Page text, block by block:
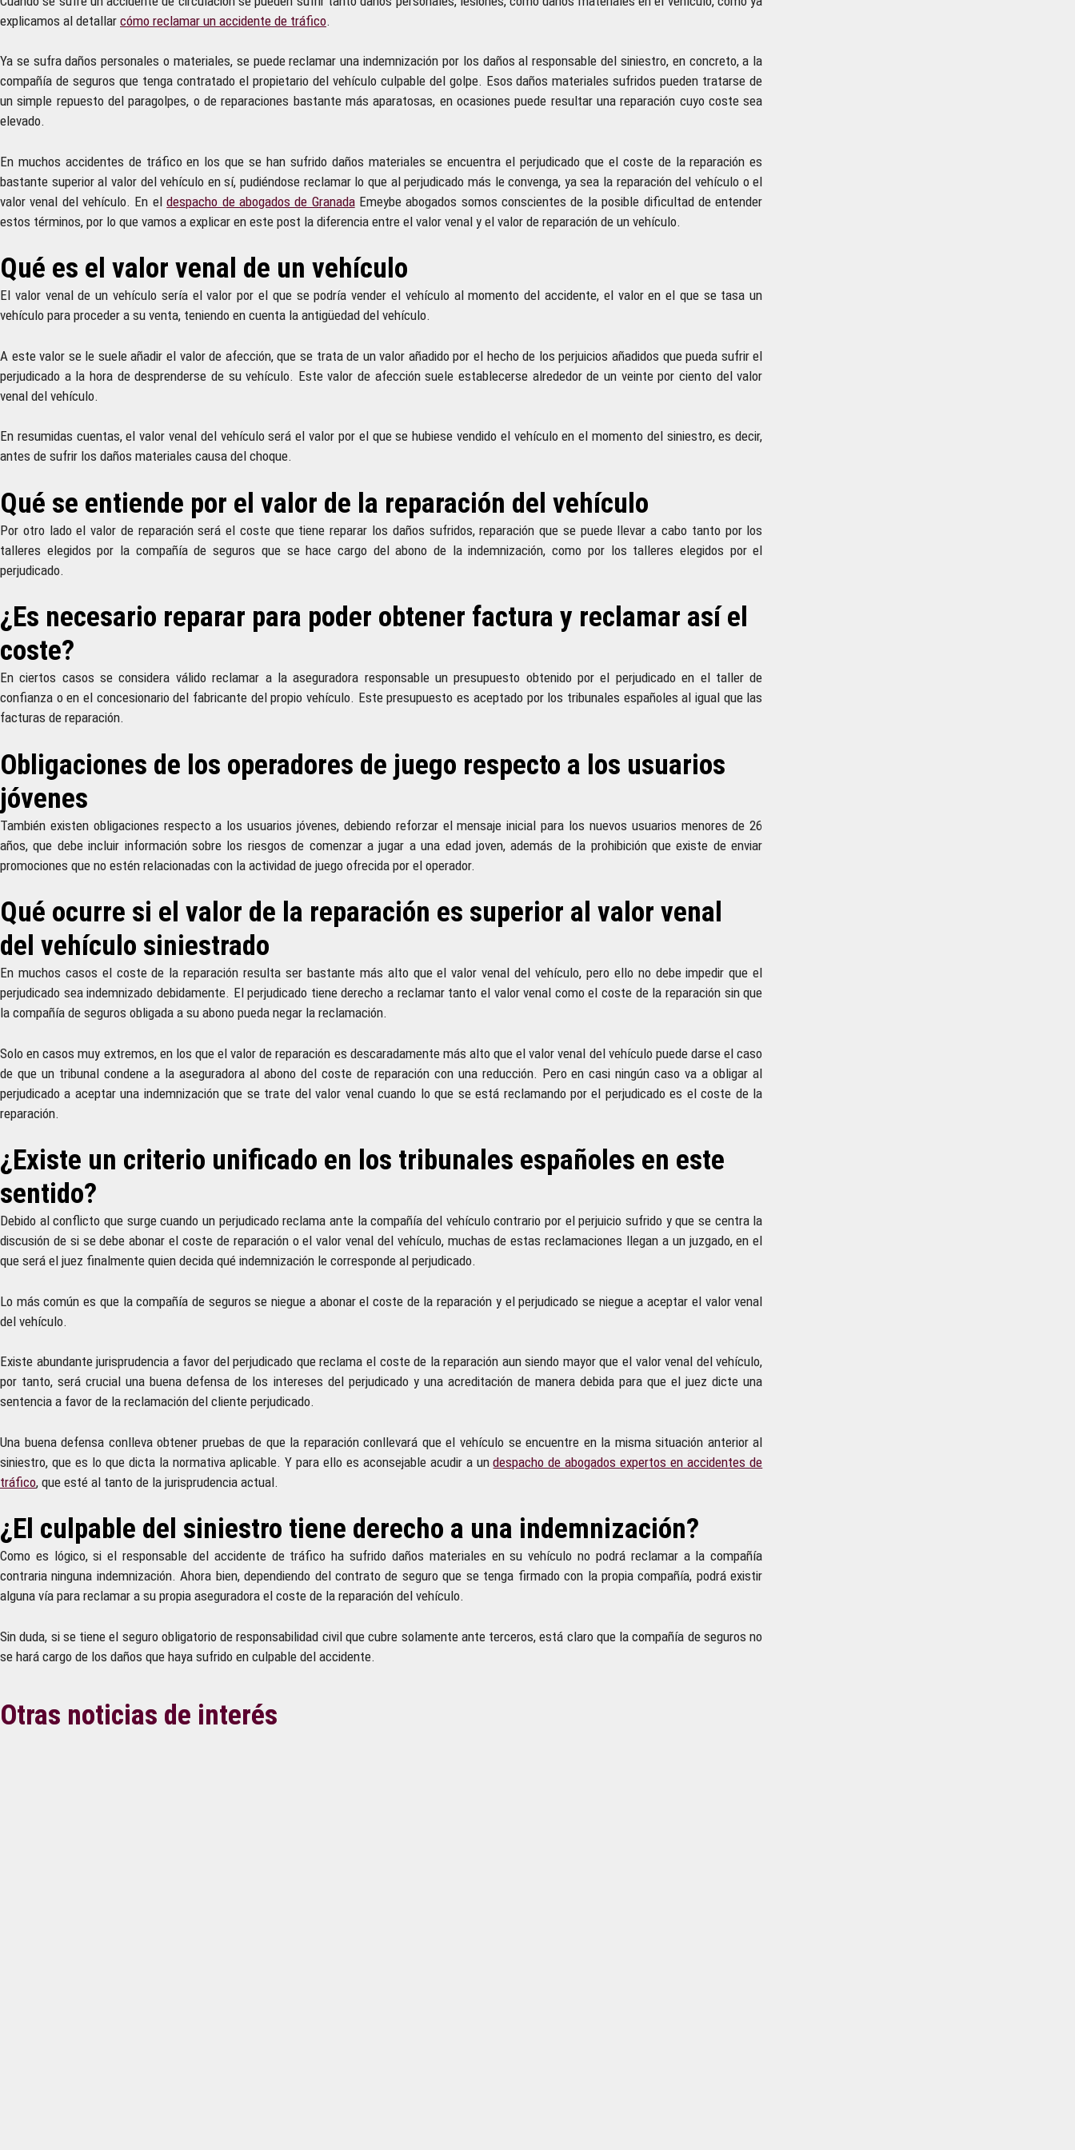
explicamos al detallar cómo reclamar un accidente de tráfico.
Ya se sufra daños personales o materiales, se puede reclamar una indemnización por los daños al responsable del siniestro, en concreto, a la
compañía de seguros que tenga contratado el propietario del vehículo culpable del golpe. Esos daños materiales sufridos pueden tratarse de
un simple repuesto del paragolpes, o de reparaciones bastante más aparatosas, en ocasiones puede resultar una reparación cuyo coste sea
elevado.
En muchos accidentes de tráfico en los que se han sufrido daños materiales se encuentra el perjudicado que el coste de la reparación es
bastante superior al valor del vehículo en sí, pudiéndose reclamar lo que al perjudicado más le convenga, ya sea la reparación del vehículo o el
valor venal del vehículo. En eldespacho de abogados de GranadaEmeybe abogados somos conscientes de la posible dificultad de entender
estos términos, por lo que vamos a explicar en este post la diferencia entre el valor venal y el valor de reparación de un vehículo.
Qué es el valor venal de un vehículo
El valor venal de un vehículo sería el valor por el que se podría vender el vehículo al momento del accidente, el valor en el que se tasa un
vehículo para proceder a su venta, teniendo en cuenta la antigüedad del vehículo.
A este valor se le suele añadir el valor de afección, que se trata de un valor añadido por el hecho de los perjuicios añadidos que pueda sufrir el
perjudicado a la hora de desprenderse de su vehículo. Este valor de afección suele establecerse alrededor de un veinte por ciento del valor
venal del vehículo.
En resumidas cuentas, el valor venal del vehículo será el valor por el que se hubiese vendido el vehículo en el momento del siniestro, es decir,
antes de sufrir los daños materiales causa del choque.
Qué se entiende por el valor de la reparación del vehículo
Por otro lado el valor de reparación será el coste que tiene reparar los daños sufridos, reparación que se puede llevar a cabo tanto por los
talleres elegidos por la compañía de seguros que se hace cargo del abono de la indemnización, como por los talleres elegidos por el
perjudicado.
¿Es necesario reparar para poder obtener factura y reclamar así el
coste?
En ciertos casos se considera válido reclamar a la aseguradora responsable un presupuesto obtenido por el perjudicado en el taller de
confianza o en el concesionario del fabricante del propio vehículo. Este presupuesto es aceptado por los tribunales españoles al igual que las
facturas de reparación.
Obligaciones de los operadores de juego respecto a los usuarios
jóvenes
También existen obligaciones respecto a los usuarios jóvenes, debiendo reforzar el mensaje inicial para los nuevos usuarios menores de 26
años, que debe incluir información sobre los riesgos de comenzar a jugar a una edad joven, además de la prohibición que existe de enviar
promociones que no estén relacionadas con la actividad de juego ofrecida por el operador.
Qué ocurre si el valor de la reparación es superior al valor venal
del vehículo siniestrado
En muchos casos el coste de la reparación resulta ser bastante más alto que el valor venal del vehículo, pero ello no debe impedir que el
perjudicado sea indemnizado debidamente. El perjudicado tiene derecho a reclamar tanto el valor venal como el coste de la reparación sin que
la compañía de seguros obligada a su abono pueda negar la reclamación.
Solo en casos muy extremos, en los que el valor de reparación es descaradamente más alto que el valor venal del vehículo puede darse el caso
de que un tribunal condene a la aseguradora al abono del coste de reparación con una reducción. Pero en casi ningún caso va a obligar al
perjudicado a aceptar una indemnización que se trate del valor venal cuando lo que se está reclamando por el perjudicado es el coste de la
reparación.
¿Existe un criterio unificado en los tribunales españoles en este
sentido?
Debido al conflicto que surge cuando un perjudicado reclama ante la compañía del vehículo contrario por el perjuicio sufrido y que se centra la
discusión de si se debe abonar el coste de reparación o el valor venal del vehículo, muchas de estas reclamaciones llegan a un juzgado, en el
que será el juez finalmente quien decida qué indemnización le corresponde al perjudicado.
Lo más común es que la compañía de seguros se niegue a abonar el coste de la reparación y el perjudicado se niegue a aceptar el valor venal
del vehículo.
Existe abundante jurisprudencia a favor del perjudicado que reclama el coste de la reparación aun siendo mayor que el valor venal del vehículo,
por tanto, será crucial una buena defensa de los intereses del perjudicado y una acreditación de manera debida para que el juez dicte una
sentencia a favor de la reclamación del cliente perjudicado.
Una buena defensa conlleva obtener pruebas de que la reparación conllevará que el vehículo se encuentre en la misma situación anterior al
siniestro, que es lo que dicta la normativa aplicable. Y para ello es aconsejable acudir a undespacho de abogados expertos en accidentes de
tráfico, que esté al tanto de la jurisprudencia actual.
¿El culpable del siniestro tiene derecho a una indemnización?
Como es lógico, si el responsable del accidente de tráfico ha sufrido daños materiales en su vehículo no podrá reclamar a la compañía
contraria ninguna indemnización. Ahora bien, dependiendo del contrato de seguro que se tenga firmado con la propia compañía, podrá existir
alguna vía para reclamar a su propia aseguradora el coste de la reparación del vehículo.
Sin duda, si se tiene el seguro obligatorio de responsabilidad civil que cubre solamente ante terceros, está claro que la compañía de seguros no
se hará cargo de los daños que haya sufrido en culpable del accidente.
Otras noticias de interés